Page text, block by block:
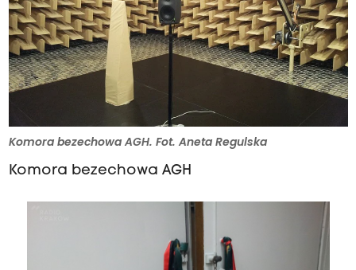
Komora bezechowa AGH. Fot. Aneta Regulska
Komora bezechowa AGH